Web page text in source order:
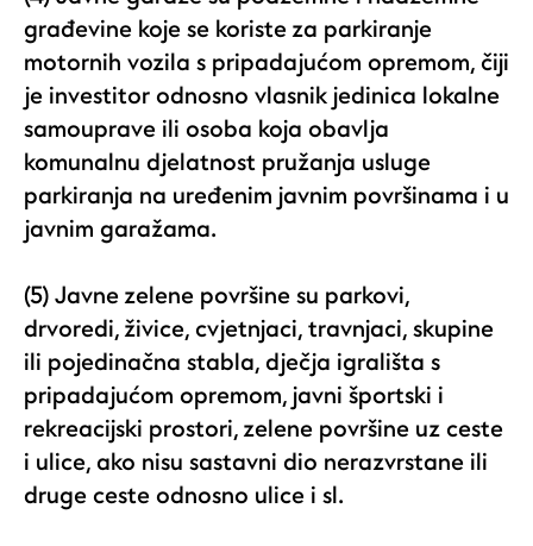
građevine koje se koriste za parkiranje
motornih vozila s pripadajućom opremom, čiji
je investitor odnosno vlasnik jedinica lokalne
samouprave ili osoba koja obavlja
komunalnu djelatnost pružanja usluge
parkiranja na uređenim javnim površinama i u
javnim garažama.
(5) Javne zelene površine su parkovi,
drvoredi, živice, cvjetnjaci, travnjaci, skupine
ili pojedinačna stabla, dječja igrališta s
pripadajućom opremom, javni športski i
rekreacijski prostori, zelene površine uz ceste
i ulice, ako nisu sastavni dio nerazvrstane ili
druge ceste odnosno ulice i sl.